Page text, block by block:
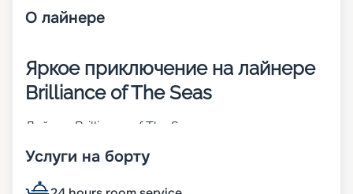
О лайнере
Яркое приключение на лайнере
Brilliance of The Seas
Лайнер Brilliance of The Seas – это судно класса
прошедшее реновацию в 2018-м. Теплоход готов
пассажира, которые могут разместиться в 1050
Услуги на борту